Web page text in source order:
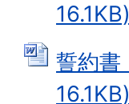
16.1KB)
誓約書
16.1KB)